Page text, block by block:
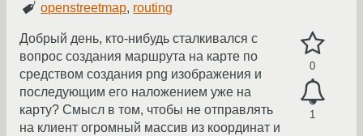
openstreetmap, routing
0
1
Добрый день, кто-нибудь сталкивался с
вопрос создания маршрута на карте по
средством создания png изображения и
последующим его наложением уже на
карту? Смысл в том, чтобы не отправлять
на клиент огромный массив из координат и